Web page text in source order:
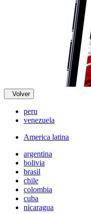
Volver
peru
venezuela
America latina
argentina
bolivia
brasil
chile
colombia
cuba
nicaragua